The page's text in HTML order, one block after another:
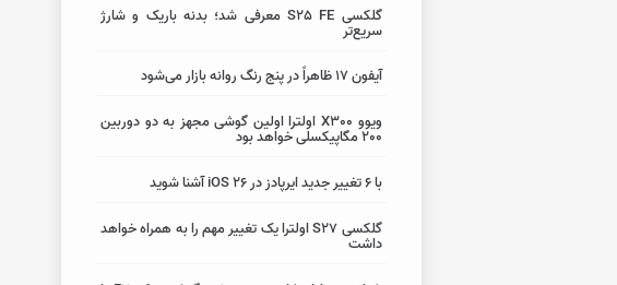
گلکسی S25 FE معرفی شد؛ بدنه باریک و شارژ
سریع‌تر
آیفون 17 ظاهراً در پنج رنگ روانه بازار می‌شود
ویوو X300 اولترا اولین گوشی مجهز به دو دوربین
200 مگاپیکسلی خواهد بود
با ۶ تغییر جدید ایرپادز در iOS 26 آشنا شوید
گلکسی S27 اولترا یک تغییر مهم را به همراه خواهد
داشت